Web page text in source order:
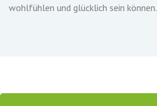
wohlfühlen und glücklich sein können.